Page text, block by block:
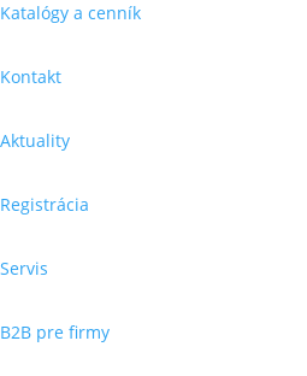
Katalógy a cenník
Kontakt
Aktuality
Registrácia
Servis
B2B pre firmy